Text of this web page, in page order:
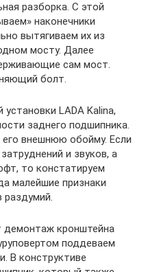
разборка. С этой
наконечники
вытягиваем их из
мосту. Далее
сам мост.
болт.
LADA Kalina,
заднего подшипника.
внешнюю обойму. Если
и звуков, а
то констатируем
малейшие признаки
раздумий.
кронштейна
поддеваем
В конструктиве